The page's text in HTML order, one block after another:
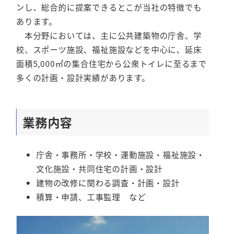
ンし、総合的に提案できるとこが当社の特徴でも
あります。
本分野においては、主に公共建築物の庁舎、学
校、スポーツ施設、福祉施設などを中心に、延床
面積5,000㎡の集合住宅から公衆トイレに至るまで
多くの計画・設計実績があります。
業務内容
庁舎・事務所・学校・運動施設・福祉施設・
文化施設・共同住宅の計画・設計
建物の改修に関わる調査・計画・設計
積算・申請、工事監理 など